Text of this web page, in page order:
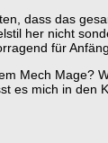
dass das
her nicht
für
Mech Mage?
es mich in den